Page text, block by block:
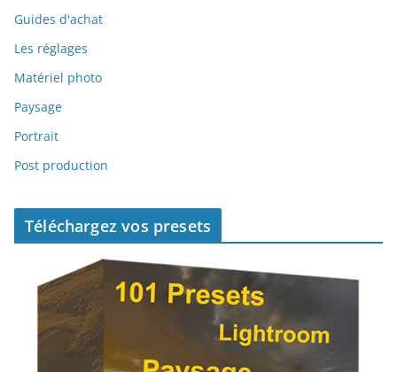
Guides d'achat
Les réglages
Matériel photo
Paysage
Portrait
Post production
Téléchargez vos presets